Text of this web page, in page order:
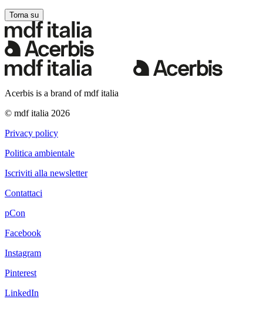
Torna su
Acerbis is a brand of mdf italia
© mdf italia 2026
Privacy policy
Politica ambientale
Iscriviti alla newsletter
Contattaci
pCon
Facebook
Instagram
Pinterest
LinkedIn